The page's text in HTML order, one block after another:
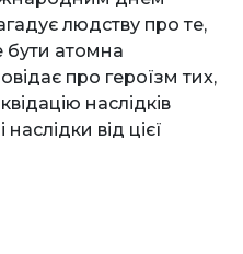
людству про те,
атомна
про героїзм тих,
наслідків
від цієї